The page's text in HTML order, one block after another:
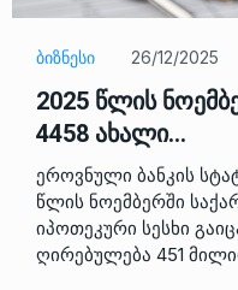
ᲑᲘᲖᲜᲔᲡᲘ 26/12/2025
2025 წლის
4458 ახალი…
ეროვნული ბანკის
წლის ნოემბერში
იპოთეკური სესხი
ღირებულება 451